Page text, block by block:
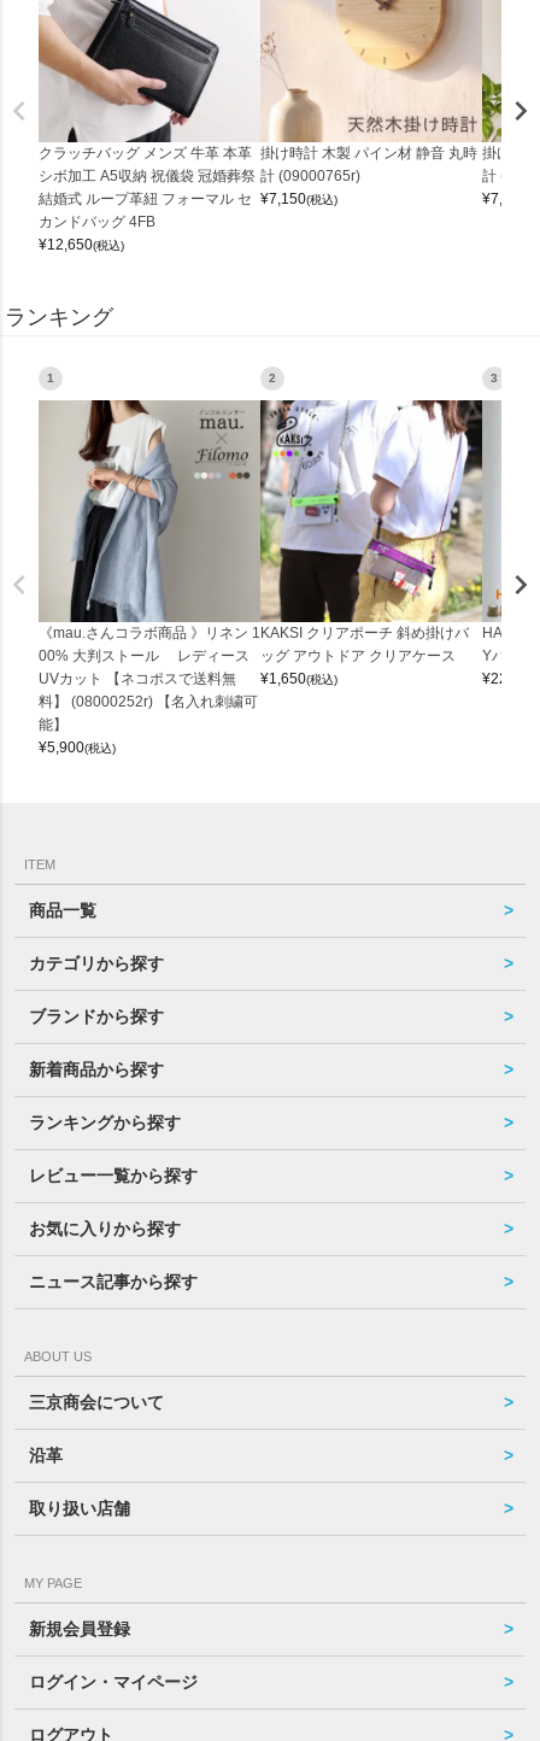
クラッチバッグ メンズ 牛革 本革
シボ加工 A5収納 祝儀袋 冠婚葬祭
結婚式 ループ革紐 フォーマル セ
カンドバッグ 4FB
¥12,650(税込)
掛け時計 木製 パイン材 静音 丸時
計 (09000765r)
¥7,150(税込)
掛け時
計
¥7,150
ランキング
1
《mau.さんコラボ商品 》リネン 1
00% 大判ストール レディース
UVカット 【ネコポスで送料無
料】 (08000252r) 【名入れ刺繍可
能】
¥5,900(税込)
2
KAKSI クリアポーチ 斜め掛けバ
ッグ アウトドア クリアケース
¥1,650(税込)
3
Yバッグ
¥22,000
ITEM
商品一覧
カテゴリから探す
ブランドから探す
新着商品から探す
ランキングから探す
レビュー一覧から探す
お気に入りから探す
ニュース記事から探す
ABOUT US
三京商会について
沿革
取り扱い店舗
MY PAGE
新規会員登録
ログイン・マイページ
ログアウト